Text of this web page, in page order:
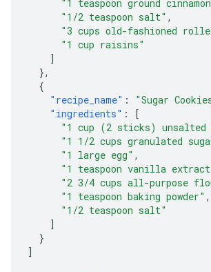
"1 teaspoon ground
"1/2 teaspoon salt" ,
"3 cups old-fashioned
"1 cup raisins"
]
},
{
"recipe_name" : "Sugar
"ingredients" :
[
"1 cup (2 sticks) unsalted
"1 1/2 cups granulated
"1 large egg" ,
"1 teaspoon vanilla
"2 3/4 cups all-purpose
"1 teaspoon baking powder" ,
"1/2 teaspoon salt"
]
}
]